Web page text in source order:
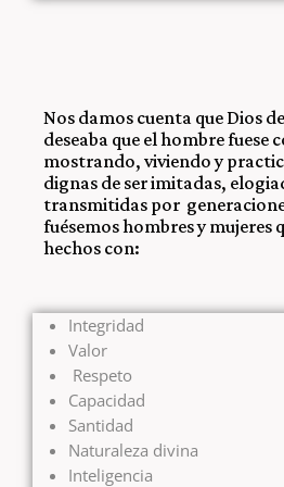
Nos damos cuenta que Dios
deseaba que el hombre fuese
mostrando, viviendo y
dignas de ser imitadas,
transmitidas por
fuésemos hombres y mujeres
hechos con:
Integridad
Valor
Respeto
Capacidad
Santidad
Naturaleza divina
Inteligencia